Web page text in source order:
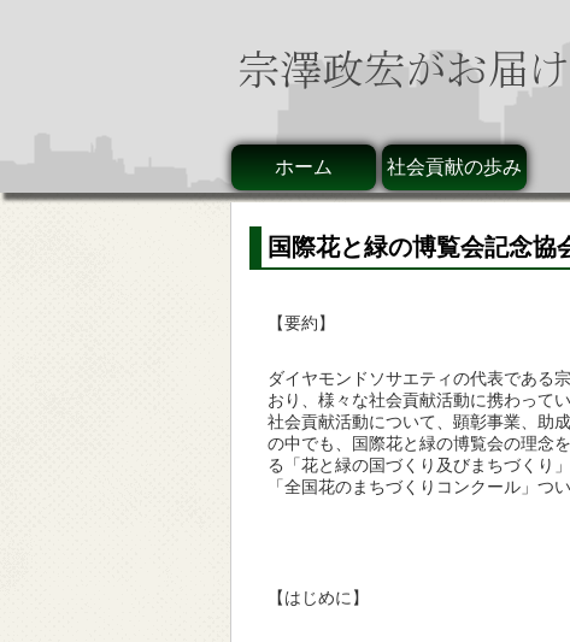
ホーム 社会貢献の歩み
国際花と緑の博覧会記念協
【要約】
ダイヤモンドソサエティの代表である
おり、様々な社会貢献活動に携わって
社会貢献活動について、顕彰事業、助
の中でも、国際花と緑の博覧会の理念
る「花と緑の国づくり及びまちづくり
「全国花のまちづくりコンクール」つ
【はじめに】